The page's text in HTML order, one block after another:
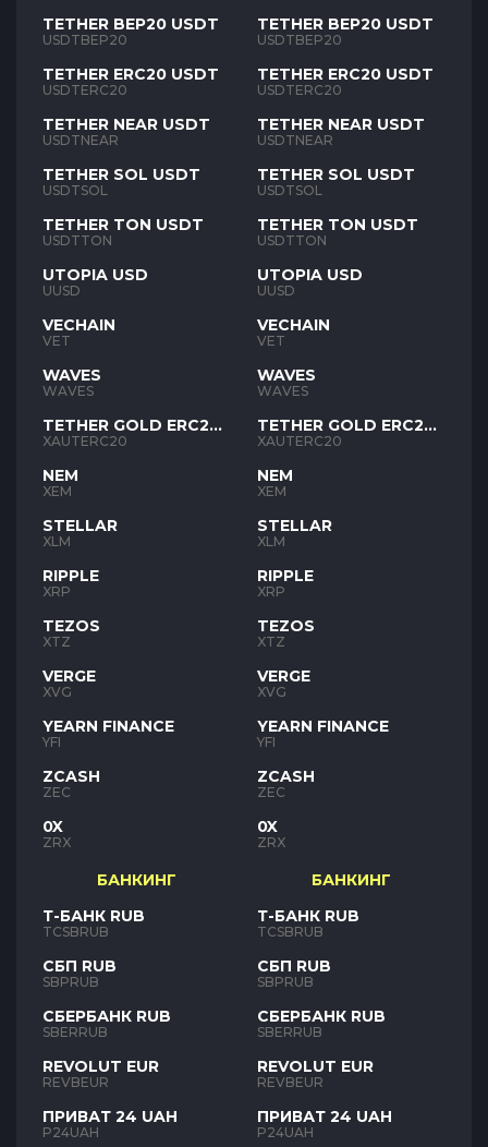
TETHER BEP20 USDT
USDTBEP20
TETHER ERC20 USDT
USDTERC20
TETHER NEAR USDT
USDTNEAR
TETHER SOL USDT
USDTSOL
TETHER TON USDT
USDTTON
UTOPIA USD
UUSD
VECHAIN
VET
WAVES
WAVES
TETHER GOLD ERC20
XAUT
XAUTERC20
NEM
XEM
STELLAR
XLM
RIPPLE
XRP
TEZOS
XTZ
VERGE
XVG
YEARN FINANCE
YFI
ZCASH
ZEC
0X
ZRX
БАНКИНГ
Т-БАНК RUB
TCSBRUB
СБП RUB
SBPRUB
СБЕРБАНК RUB
SBERRUB
REVOLUT EUR
REVBEUR
ПРИВАТ 24 UAH
P24UAH
TETHER BEP20 USDT
USDTBEP20
TETHER ERC20 USDT
USDTERC20
TETHER NEAR USDT
USDTNEAR
TETHER SOL USDT
USDTSOL
TETHER TON USDT
USDTTON
UTOPIA USD
UUSD
VECHAIN
VET
WAVES
WAVES
TETHER GOLD ERC20
XAUT
XAUTERC20
NEM
XEM
STELLAR
XLM
RIPPLE
XRP
TEZOS
XTZ
VERGE
XVG
YEARN FINANCE
YFI
ZCASH
ZEC
0X
ZRX
БАНКИНГ
Т-БАНК RUB
TCSBRUB
СБП RUB
SBPRUB
СБЕРБАНК RUB
SBERRUB
REVOLUT EUR
REVBEUR
ПРИВАТ 24 UAH
P24UAH